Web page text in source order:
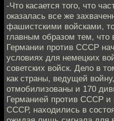
-Что касается того, что
оказалась все же
фашистскими войсками,
главным образом тем, что
Германии против СССР
условиях для немецких
советских войск. Дело в
как страны, ведущей
отмобилизованы и 170
Германией против СССР и
СССР, находились в